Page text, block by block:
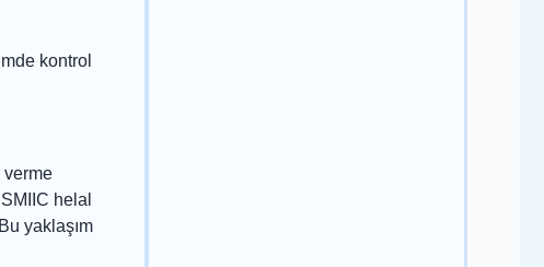
kontrol
verme
helal
yaklaşım